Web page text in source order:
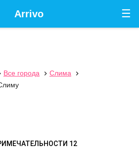
☰
Arrivo
Все города  Слима

12